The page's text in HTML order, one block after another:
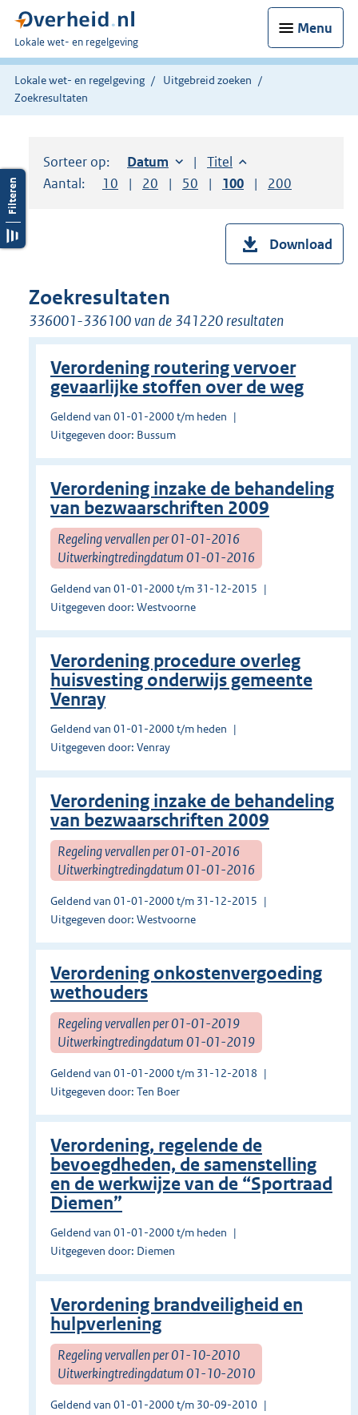
Menu
U
bent
hier:
Lokale wet- en regelgeving
Lokale wet- en regelgeving
Uitgebreid zoeken
Zoekresultaten
Sorteer op: Sorteer op:
Datum oplopendSorteer op:
Titel oplopend
Aantal:
Toon
10 resultaten per pagina
Toon
20 resultaten per pagina
Toon
50 resultaten per pagina
Toon
100 resultaten per
Toon
200
Download
Zoekresultaten
336001-336100 van de 341220 resultaten
Verordening routering vervoer
gevaarlijke stoffen over de weg
Geldend van 01-01-2000 t/m heden
Uitgegeven door: Bussum
Verordening inzake de behandeling
van bezwaarschriften 2009
Regeling vervallen per 01-01-2016
Uitwerkingtredingdatum 01-01-2016
Geldend van 01-01-2000 t/m 31-12-2015
Uitgegeven door: Westvoorne
Verordening procedure overleg
huisvesting onderwijs gemeente
Venray
Geldend van 01-01-2000 t/m heden
Uitgegeven door: Venray
Verordening inzake de behandeling
van bezwaarschriften 2009
Regeling vervallen per 01-01-2016
Uitwerkingtredingdatum 01-01-2016
Geldend van 01-01-2000 t/m 31-12-2015
Uitgegeven door: Westvoorne
Verordening onkostenvergoeding
wethouders
Regeling vervallen per 01-01-2019
Uitwerkingtredingdatum 01-01-2019
Geldend van 01-01-2000 t/m 31-12-2018
Uitgegeven door: Ten Boer
Verordening, regelende de
bevoegdheden, de samenstelling
en de werkwijze van de “Sportraad
Diemen”
Geldend van 01-01-2000 t/m heden
Uitgegeven door: Diemen
Verordening brandveiligheid en
hulpverlening
Regeling vervallen per 01-10-2010
Uitwerkingtredingdatum 01-10-2010
Geldend van 01-01-2000 t/m 30-09-2010